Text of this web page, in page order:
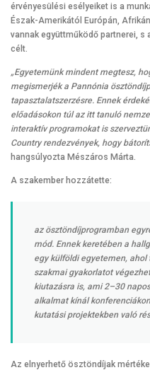
érvényesülési esélyeiket is a
Észak-Amerikától Európán,
vannak együttműködő partnerei, s
célt.
„Egyetemünk mindent megtesz,
megismerjék a Pannónia
tapasztalatszerzésre. Ennek
előadásokon túl az itt tanuló
interaktív programokat is
Country rendezvények, hogy
hangsúlyozta Mészáros Márta.
A szakember hozzátette:
az ösztöndíjprogramban
mód. Ennek keretében a
egy külföldi egyetemen,
szakmai gyakorlatot
kiutazásra is, ami 2–30
alkalmat kínál
kutatási projektekben való
Az elnyerhető ösztöndíjak